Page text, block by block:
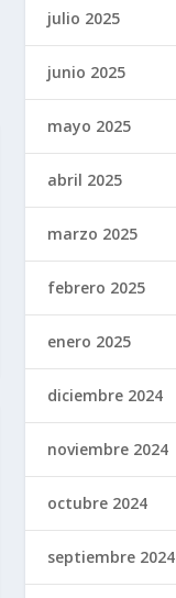
julio 2025
junio 2025
mayo 2025
abril 2025
marzo 2025
febrero 2025
enero 2025
diciembre 2024
noviembre 2024
octubre 2024
septiembre 2024